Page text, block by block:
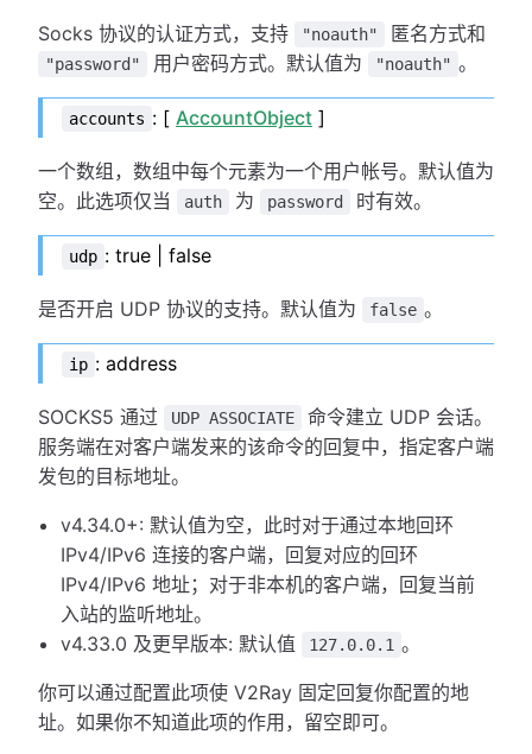
Socks 协议的认证方式，支持 "noauth" 匿名方式和
"password" 用户密码方式。默认值为 "noauth" 。
accounts : [ AccountObject ]
一个数组，数组中每个元素为一个用户帐号。默认值为
空。此选项仅当
auth 为 password 时有效。
udp : true | false
是否开启 UDP 协议的支持。默认值为 false 。
ip : address
SOCKS5 通过 UDP ASSOCIATE
命令建立 UDP 会话。
服务端在对客户端发来的该命令的回复中，指定客户端
发包的目标地址。
v4.34.0+: 默认值为空，此时对于通过本地回环
IPv4/IPv6 连接的客户端，回复对应的回环
IPv4/IPv6 地址；对于非本机的客户端，回复当前
入站的监听地址。
v4.33.0 及更早版本: 默认值
127.0.0.1 。
你可以通过配置此项使 V2Ray 固定回复你配置的地
址。如果你不知道此项的作用，留空即可。